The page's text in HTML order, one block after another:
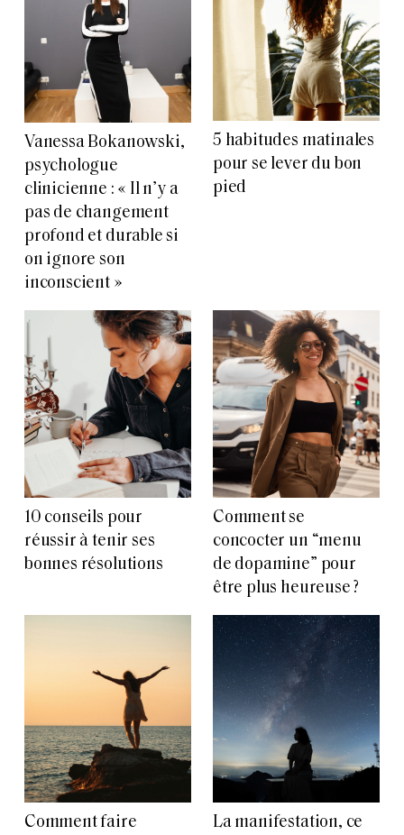
Vanessa Bokanowski,
psychologue
clinicienne : « Il n’y a
pas de changement
profond et durable si
on ignore son
inconscient »
5 habitudes matinales
pour se lever du bon
pied
10 conseils pour
réussir à tenir ses
bonnes résolutions
Comment se
concocter un “menu
de dopamine” pour
être plus heureuse ?
Comment faire
La manifestation, ce